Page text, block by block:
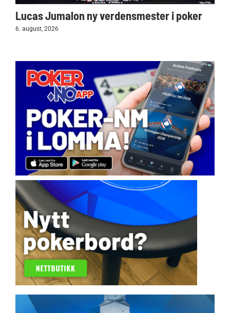
Lucas Jumalon ny verdensmester i poker
6. august, 2026